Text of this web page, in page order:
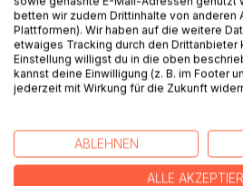
Bis zu seinem 13. Lebensjahr
verschiedene Schulen, bevor er
Paris an die Sorbonne geschickt
studierte er die Rechte in Orléans
zum Doktor des Zivilrechts
evangelisch. Er gelobte, in seiner
Einführung der Reformation zu
deswegen Theologie in Genf bei
betten wir zudem Drittinhalte von anderen
Plattformen). Wir haben auf die weitere
etwaiges Tracking durch den Drittanbieter
Einstellung willigst du in die oben
kannst deine Einwilligung (z. B. im Footer
jederzeit mit Wirkung für die Zukunft
ABLEHNEN
ALLE